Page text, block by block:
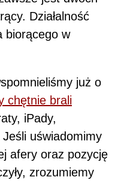
Działalność
biorącego w
już o
chętnie brali
iPady,
uświadomimy
afery oraz pozycję
zrozumiemy